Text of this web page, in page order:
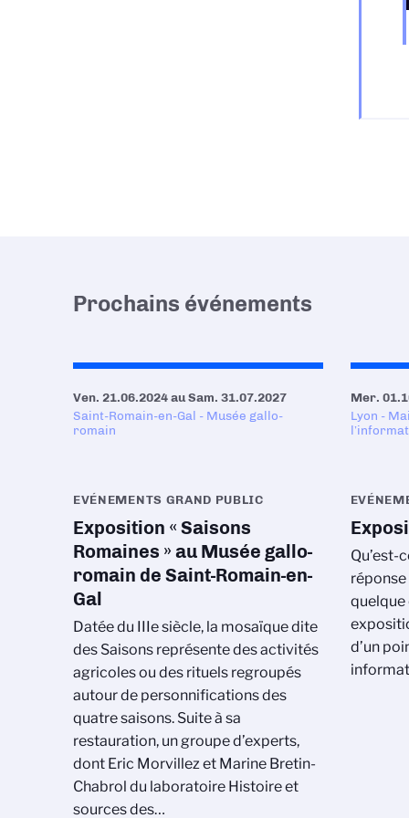
Prochains événements
Ven. 21.06.2024auSam. 31.07.2027
Saint-Romain-en-Gal - Musée gallo-
romain
EVÉNEMENTS GRAND PUBLIC
Exposition « Saisons
Romaines » au Musée gallo-
romain de Saint-Romain-en-
Gal
Datée du IIIe siècle, la mosaïque dite
des Saisons représente des activités
agricoles ou des rituels regroupés
autour de personnifications des
quatre saisons. Suite à sa
restauration, un groupe d’experts,
dont Eric Morvillez et Marine Bretin-
Chabrol du laboratoire Histoire et
sources des…
Mer.
Lyon -
Qu’est-
réponse
quelque
d’un